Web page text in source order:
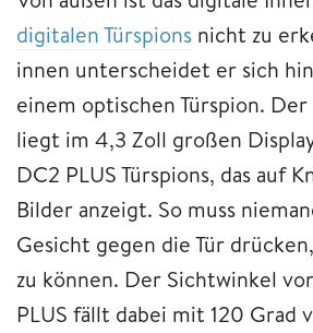
digitalen Türspions nicht zu
innen unterscheidet er sich
einem optischen Türspion.
liegt im 4,3 Zoll großen
DC2 PLUS Türspions, das auf
Bilder anzeigt. So muss
Gesicht gegen die Tür
zu können. Der Sichtwinkel
PLUS fällt dabei mit 120 Grad